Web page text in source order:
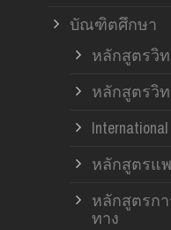
บัณฑิตศึกษา
หลักสูตรวิ
หลักสูตรวิ
หลักสูตรแ
หลักสูตรก
ทาง